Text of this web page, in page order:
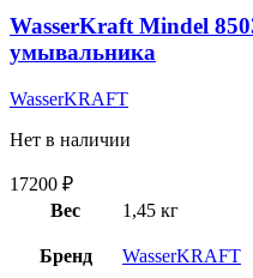
WasserKraft Mindel
умывальника
WasserKRAFT
Нет в наличии
17200 ₽
Вес
1,45 кг
Бренд WasserKRAFT